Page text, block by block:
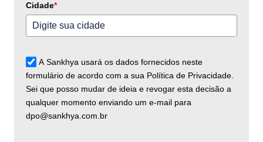
Cidade*
A Sankhya usará os dados fornecidos neste
formulário de acordo com a sua Política de Privacidade.
Sei que posso mudar de ideia e revogar esta decisão a
qualquer momento enviando um e-mail para
dpo@sankhya.com.br